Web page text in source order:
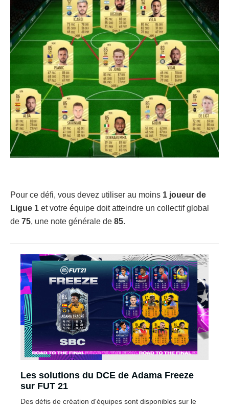
Pour ce défi, vous devez utiliser au moins 1 joueur de
Ligue 1 et votre équipe doit atteindre un collectif global
de 75, une note générale de 85.
Les solutions du DCE de Adama Freeze
sur FUT 21
Des défis de création d'équipes sont disponibles sur le